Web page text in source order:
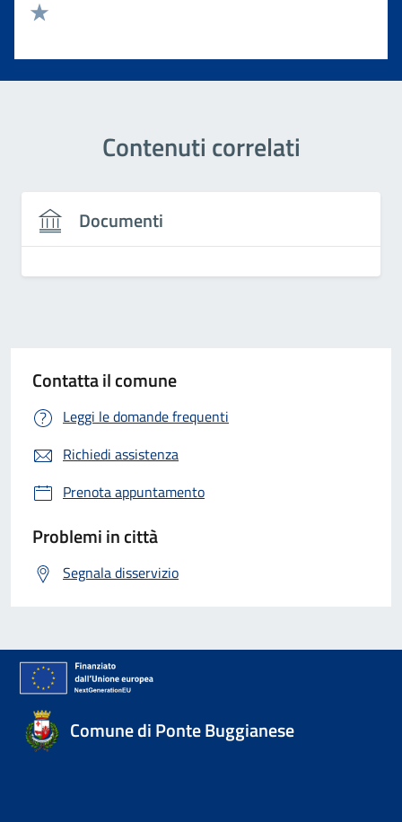
Valuta 2 stelle su 5
Contenuti correlati
Documenti
Contatta il comune
Leggi le domande frequenti
Richiedi assistenza
Prenota appuntamento
Problemi in città
Segnala disservizio
Comune di Ponte Buggianese